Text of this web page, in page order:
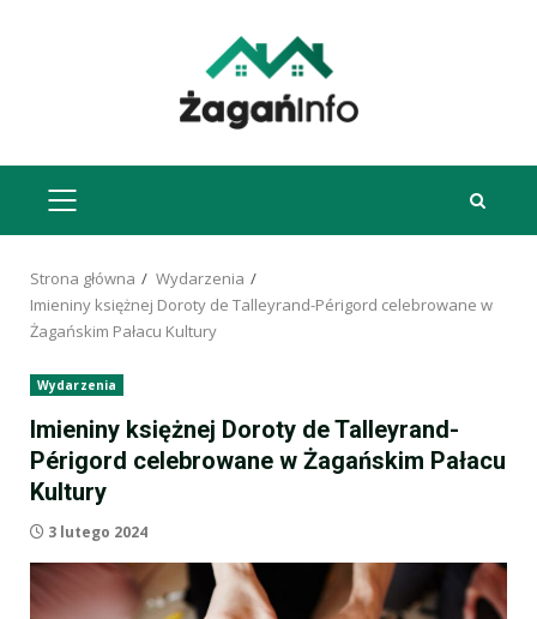
MENU
GŁÓWNE
Strona główna
Wydarzenia
Imieniny księżnej Doroty de Talleyrand-Périgord celebrowane w
Żagańskim Pałacu Kultury
Wydarzenia
Imieniny księżnej Doroty de Talleyrand-
Périgord celebrowane w Żagańskim Pałacu
Kultury
3 lutego 2024